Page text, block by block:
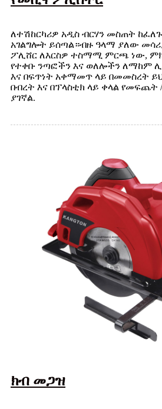
ለተሽከርካሪዎ አዲስ ብርሃን መስጠት
አገልግሎት ይሰጣል።ብዙ ዓላማ ያለው
ፖሊሸር ለእርስዎ ተስማሚ ምርጫ ነው,
የተቀቡ ንጣፎችን እና ወለሎችን ለማከም
እና በፍጥነት አቀማመጥ ላይ በመመስረት
በብረት እና በፕላስቲክ ላይ ቀላል የመፍጨት
ያገኛል.
ክብ መጋዝ